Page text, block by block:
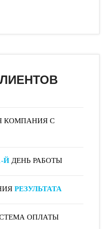
КОМПАНИЯ С
Й ДЕНЬ РАБОТЫ
РЕЗУЛЬТАТА
ОПЛАТЫ